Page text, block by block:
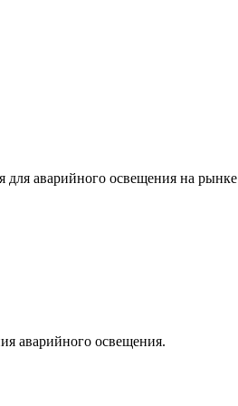
аварийного освещения на
аварийного освещения.